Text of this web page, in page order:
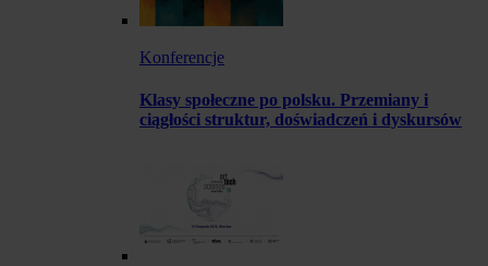
Konferencje
Klasy społeczne po polsku. Przemiany i
ciągłości struktur, doświadczeń i dyskursów